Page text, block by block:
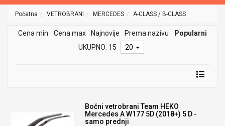
Početna VETROBRANI MERCEDES A-CLASS / B-CLASS
Cena min Cena max Najnovije Prema nazivu
Popularni
UKUPNO: 15
20
Bočni vetrobrani Team HEKO
Mercedes A W177 5D (2018+) 5 D -
samo prednji